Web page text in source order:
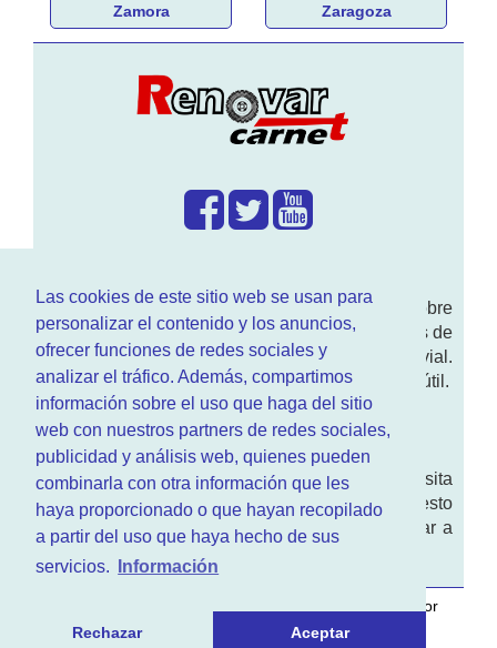
Las cookies de este sitio web se usan para
personalizar el contenido y los anuncios,
ofrecer funciones de redes sociales y
analizar el tráfico. Además, compartimos
información sobre el uso que haga del sitio
web con nuestros partners de redes sociales,
publicidad y análisis web, quienes pueden
combinarla con otra información que les
haya proporcionado o que hayan recopilado
a partir del uso que haya hecho de sus
servicios.
Información
Rechazar Aceptar
Zamora Zaragoza
Enwww.RenovarCarnet.comTe contamos sobre
larenovación del permisode conducir, noticias de
actualidad motor y sobre todo seguridad vial.
Ademas tenemos todo tipo de información DGT útil.
¿Quienes somos?
Quieres saber quien mantiene la pagina, visita
nuestrasección de contacto. Aquí tienes nuesto
aviso legal
. Basicamente no queremos engañar a
nadie.
por
.